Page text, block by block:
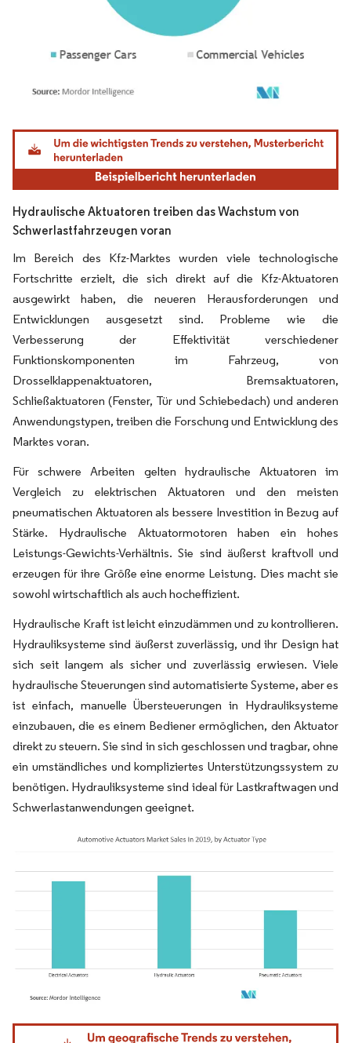
Bild © Mordor Intelligence. Wiederverwendung erfordert Namensnennung gemäß
Hydraulische Aktuatoren treiben das Wachstum von
Schwerlastfahrzeugen voran
Im Bereich des Kfz-Marktes wurden viele technologische
Fortschritte erzielt, die sich direkt auf die Kfz-Aktuatoren
ausgewirkt haben, die neueren Herausforderungen und
Entwicklungen ausgesetzt sind. Probleme wie die
Verbesserung der Effektivität verschiedener
Funktionskomponenten im Fahrzeug, von
Drosselklappenaktuatoren, Bremsaktuatoren,
Schließaktuatoren (Fenster, Tür und Schiebedach) und anderen
Anwendungstypen, treiben die Forschung und Entwicklung des
Marktes voran.
Für schwere Arbeiten gelten hydraulische Aktuatoren im
Vergleich zu elektrischen Aktuatoren und den meisten
pneumatischen Aktuatoren als bessere Investition in Bezug auf
Stärke. Hydraulische Aktuatormotoren haben ein hohes
Leistungs-Gewichts-Verhältnis. Sie sind äußerst kraftvoll und
erzeugen für ihre Größe eine enorme Leistung. Dies macht sie
sowohl wirtschaftlich als auch hocheffizient.
Hydraulische Kraft ist leicht einzudämmen und zu kontrollieren.
Hydrauliksysteme sind äußerst zuverlässig, und ihr Design hat
sich seit langem als sicher und zuverlässig erwiesen. Viele
hydraulische Steuerungen sind automatisierte Systeme, aber es
ist einfach, manuelle Übersteuerungen in Hydrauliksysteme
einzubauen, die es einem Bediener ermöglichen, den Aktuator
direkt zu steuern. Sie sind in sich geschlossen und tragbar, ohne
ein umständliches und kompliziertes Unterstützungssystem zu
benötigen. Hydrauliksysteme sind ideal für Lastkraftwagen und
Schwerlastanwendungen geeignet.
Bild © Mordor Intelligence. Wiederverwendung erfordert Namensnennung gemäß